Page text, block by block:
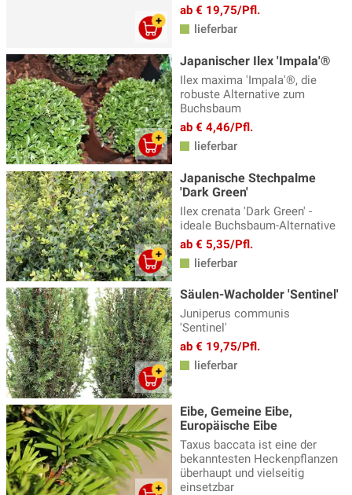
ab € 19,75/Pfl.
lieferbar
Japanischer Ilex 'Impala'®
Ilex maxima 'Impala'®, die
robuste Alternative zum
Buchsbaum
ab € 4,46/Pfl.
lieferbar
Japanische Stechpalme
'Dark Green'
Ilex crenata 'Dark Green' -
ideale Buchsbaum-Alternative
ab € 5,35/Pfl.
lieferbar
Säulen-Wacholder 'Sentinel'
Juniperus communis
'Sentinel'
ab € 19,75/Pfl.
lieferbar
Eibe, Gemeine Eibe,
Europäische Eibe
Taxus baccata ist eine der
bekanntesten Heckenpflanzen
überhaupt und vielseitig
einsetzbar